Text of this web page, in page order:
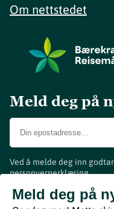
Om nettstedet
Meld deg på
Ved å melde deg inn
personvernerklæring.
Meld deg på
Turistinformasjon